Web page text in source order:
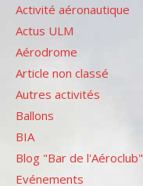
Activité aéronautique
Actus ULM
Aérodrome
Article non classé
Autres activités
Ballons
BIA
Blog "Bar de l'Aéroclub"
Evénements